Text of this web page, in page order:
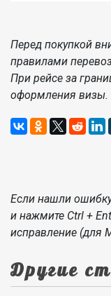
Перед покупкой
правилами
При рейсе за
оформления визы.
Если нашли
и нажмите Ctrl +
исправление (для
Другие